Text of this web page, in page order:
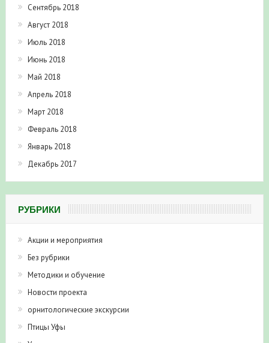
Сентябрь 2018
Август 2018
Июль 2018
Июнь 2018
Май 2018
Апрель 2018
Март 2018
Февраль 2018
Январь 2018
Декабрь 2017
РУБРИКИ
Акции и мероприятия
Без рубрики
Методики и обучение
Новости проекта
орнитологические экскурсии
Птицы Уфы